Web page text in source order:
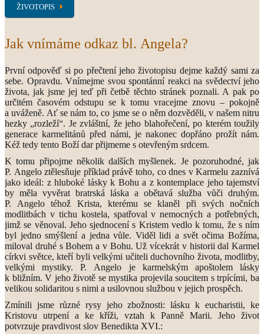
ŽIVOTOPIS
Jak vnímáme odkaz bl. Angela?
První odpověď si po přečtení jeho životopisu dejme každý sami za
sebe. Opravdu. Vnímejme svou spontánní reakci na svědectví jeho
života, jak jsme jej teď při četbě těchto stránek poznali. A pak po
určitém časovém odstupu se k tomu vracejme znovu – pokojně
a uváženě. Ať se nám to, co jsme se o něm dozvěděli, v našem nitru
hezky „rozleží“. Je zvláštní, že jeho blahořečení, po kterém toužily
generace karmelitánů před námi, je nakonec dopřáno prožít nám.
Kéž tedy tento Boží dar přijmeme s otevřeným srdcem.
K tomu připojme několik dalších myšlenek. Je pozoruhodné, jak
P. Angelo ztělesňuje příklad právě toho, co dnes v Karmelu zaznívá
jako ideál: z hluboké lásky k Bohu a z kontemplace jeho tajemství
by měla vyvěrat bratrská láska a obětavá služba vůči druhým.
P. Angelo téhož Krista, kterému se klaněl při svých nočních
modlitbách v tichu kostela, spatřoval v nemocných a potřebných,
jimž se věnoval. Jeho sjednocení s Kristem vedlo k tomu, že s ním
byl jedno smýšlení a jedna vůle. Viděl lidi a svět očima Božíma,
miloval druhé s Bohem a v Bohu. Už vícekrát v historii dal Karmel
církvi světce, kteří byli velkými učiteli duchovního života, modlitby,
velkými mystiky. P. Angelo je karmelským apoštolem lásky
k bližním. V jeho životě se mystika projevila soucitem s trpícími, ba
velikou solidaritou s nimi a usilovnou službou v jejich prospěch.
Zmínili jsme různé rysy jeho zbožnosti: lásku k eucharistii, ke
Kristovu utrpení a ke kříži, vztah k Panně Marii. Jeho život
potvrzuje pravdivost slov Benedikta XVI.: